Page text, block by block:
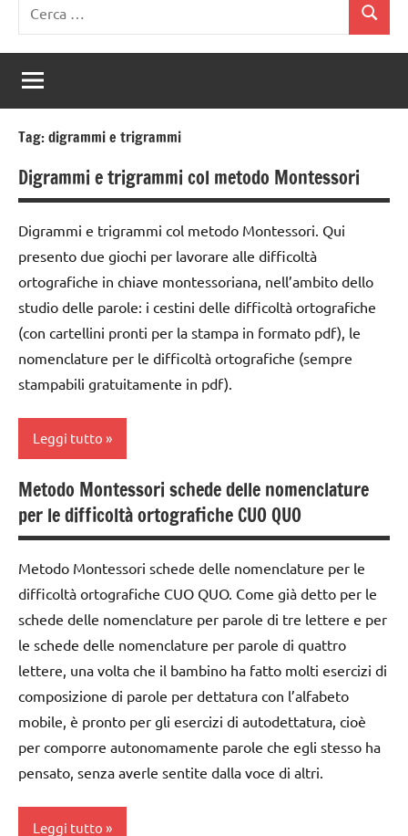
per:
Cerca
Tag:digrammi e trigrammi
Digrammi e trigrammi col metodo Montessori
Digrammi e trigrammi col metodo Montessori. Qui
presento due giochi per lavorare alle difficoltà
ortografiche in chiave montessoriana, nell’ambito dello
studio delle parole: i cestini delle difficoltà ortografiche
(con cartellini pronti per la stampa in formato pdf), le
nomenclature per le difficoltà ortografiche (sempre
stampabili gratuitamente in pdf).
Leggi tutto
dai
6
anni
DOWNLOAD
DIDATTICA
MONTESSORI
scrittura
Montessori
MONTESSORI
materiale
Metodo Montessori schede delle nomenclature
per le difficoltà ortografiche CUO QUO
Metodo Montessori schede delle nomenclature per le
difficoltà ortografiche CUO QUO. Come già detto per le
schede delle nomenclature per parole di tre lettere e per
le schede delle nomenclature per parole di quattro
lettere, una volta che il bambino ha fatto molti esercizi di
composizione di parole per dettatura con l’alfabeto
mobile, è pronto per gli esercizi di autodettatura, cioè
per comporre autonomamente parole che egli stesso ha
pensato, senza averle sentite dalla voce di altri.
Leggi tutto